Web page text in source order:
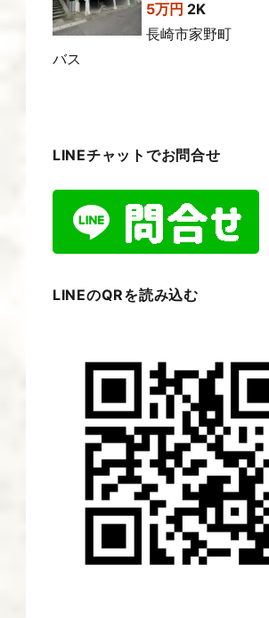
5万円 2K
長崎市家野町
バス
LINEチャットでお問合せ
LINEのQRを読み込む